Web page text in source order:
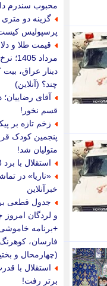
محبوب سندرم
گزینه دو متری
پرسپولیس
دینار عراق، بیت
چند؟ (آنلاین)
آقای
قسم نخور!
زخم تازه بر
پنجمین کودک
متولیان شد!
استقلال با برد 3 گله آماده لیگ شد
«ناریا» در
خبرآنلاین
جدول قطعی
+برنامه خاموشی
فارسان،
(چهارمحال و
استقلال با
برتر رفت!